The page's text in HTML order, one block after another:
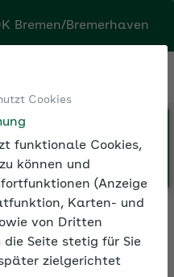
Cookies
funktionale Cookies,
können und
(Anzeige
Karten- und
von Dritten
die Seite stetig für Sie
zielgerichtet
wenn Sie Ihre
möchten.
Ziele
starkes